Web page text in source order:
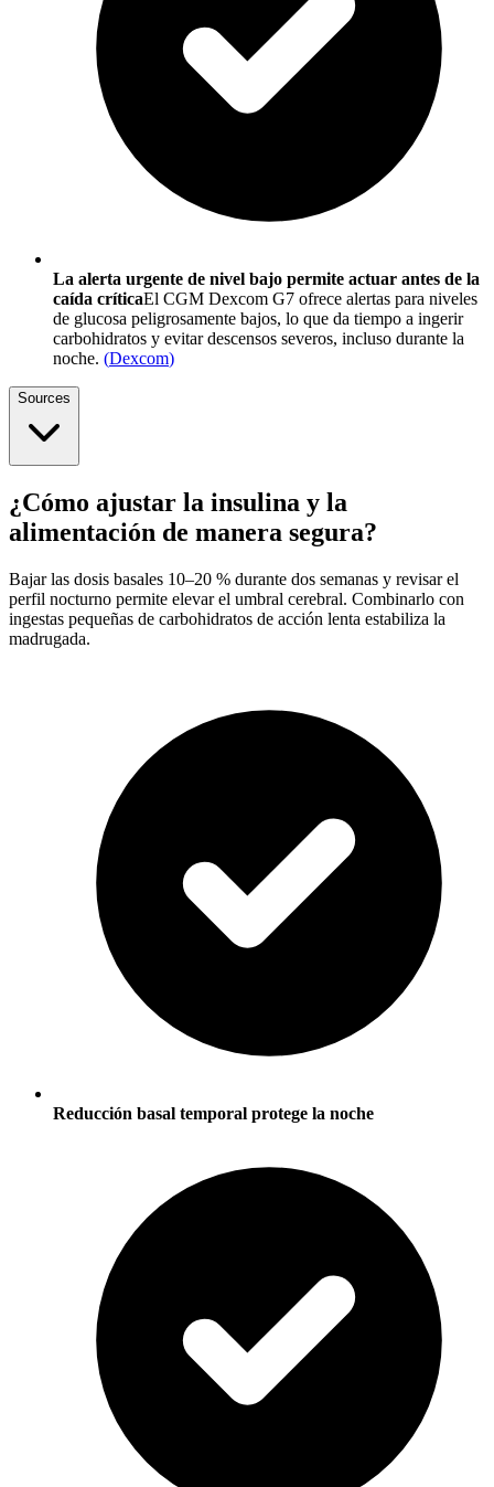
La alerta urgente de nivel bajo permite actuar antes de la
caída críticaEl CGM Dexcom G7 ofrece alertas para niveles
de glucosa peligrosamente bajos, lo que da tiempo a ingerir
carbohidratos y evitar descensos severos, incluso durante la
noche. (Dexcom)
Sources
¿Cómo ajustar la insulina y la
alimentación de manera segura?
Bajar las dosis basales 10–20 % durante dos semanas y revisar el
perfil nocturno permite elevar el umbral cerebral. Combinarlo con
ingestas pequeñas de carbohidratos de acción lenta estabiliza la
madrugada.
Reducción basal temporal protege la noche